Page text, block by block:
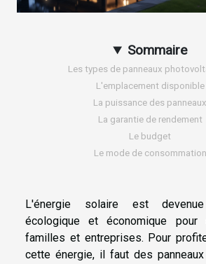
Sommaire
Les types de panneaux
L'emplacement disponible
La puissance des panneaux
La garantie de rendement
Le budget
Le mode de consommation
L'énergie solaire est
écologique et économique pour
familles et entreprises. Pour
cette énergie, il faut des